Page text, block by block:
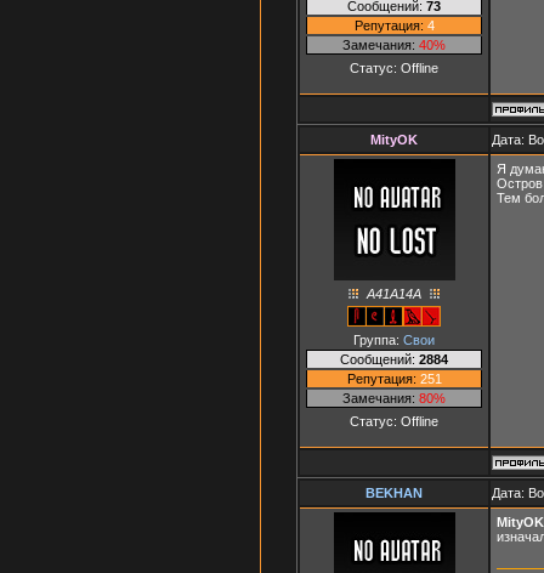
Сообщений: 73
Репутация: 4
Замечания: 40%
Статус: Offline
MityOK Дата:
A41A14A
Группа: Свои
Сообщений: 2884
Репутация: 251
Замечания: 80%
Статус: Offline
Я
Тем
BEKHAN Дата:
MityOK